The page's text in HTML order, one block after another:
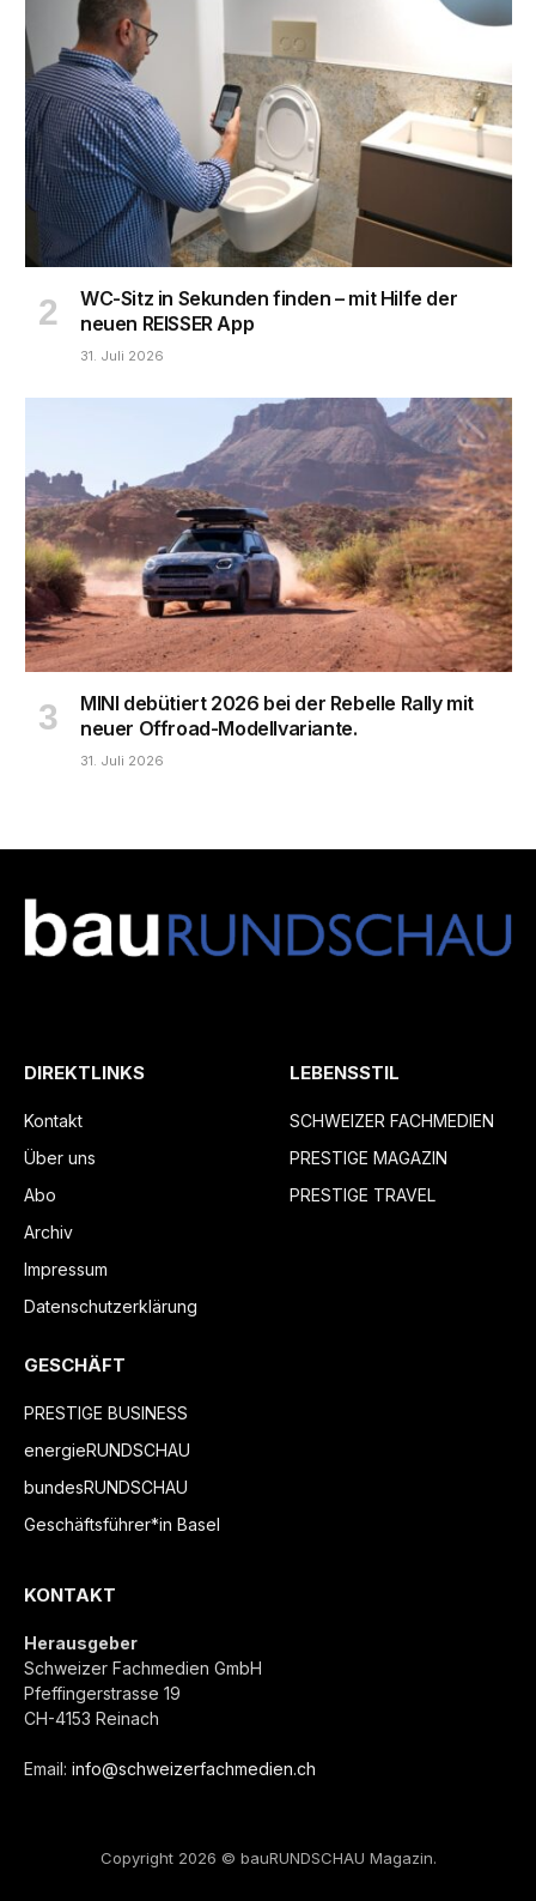
WC-Sitz in Sekunden finden – mit Hilfe der
neuen REISSER App
31. Juli 2026
MINI debütiert 2026 bei der Rebelle Rally mit
neuer Offroad-Modellvariante.
31. Juli 2026
DIREKTLINKS
Kontakt
Über uns
Abo
Archiv
Impressum
Datenschutzerklärung
LEBENSSTIL
SCHWEIZER FACHMEDIEN
PRESTIGE MAGAZIN
PRESTIGE TRAVEL
GESCHÄFT
PRESTIGE BUSINESS
energieRUNDSCHAU
bundesRUNDSCHAU
Geschäftsführer*in Basel
KONTAKT
Herausgeber
Schweizer Fachmedien GmbH
Pfeffingerstrasse 19
CH-4153 Reinach
Email: info@schweizerfachmedien.ch
Copyright 2026 © bauRUNDSCHAU Magazin.